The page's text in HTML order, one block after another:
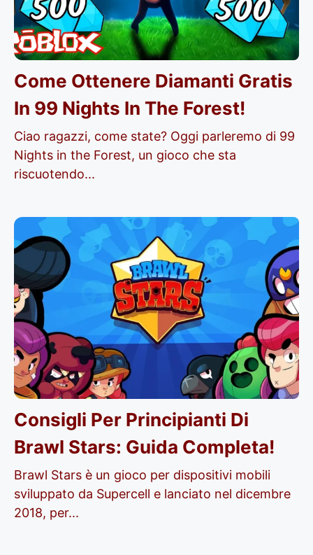
Come Ottenere Diamanti Gratis
In 99 Nights In The Forest!
Ciao ragazzi, come state? Oggi parleremo di 99
Nights in the Forest, un gioco che sta
riscuotendo...
Consigli Per Principianti Di
Brawl Stars: Guida Completa!
Brawl Stars è un gioco per dispositivi mobili
sviluppato da Supercell e lanciato nel dicembre
2018, per...